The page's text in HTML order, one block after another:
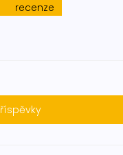
recenze